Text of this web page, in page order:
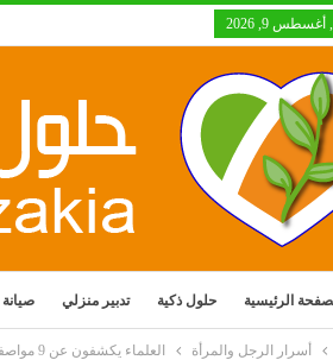
أغسطس 9, 2026
الرئيسية حلول ذكية تدبير منزلي
أسرار الرجل والمرأة العلماء يكشفون عن 9 مواصفات غريبة للجمال الأنثوي الذي يجذب الرجال فعلاً